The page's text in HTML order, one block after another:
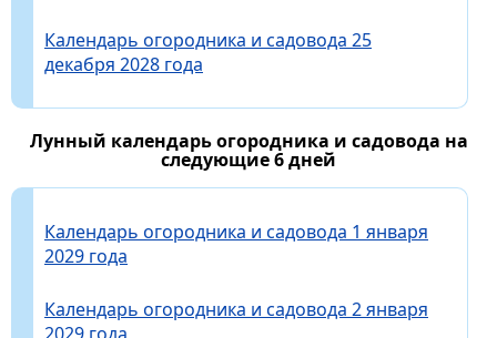
Календарь огородника и садовода 25
декабря 2028 года
Лунный календарь огородника и садовода на
следующие 6 дней
Календарь огородника и садовода 1 января
2029 года
Календарь огородника и садовода 2 января